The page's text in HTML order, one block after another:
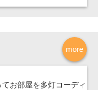
more
お部屋を多灯コーディ